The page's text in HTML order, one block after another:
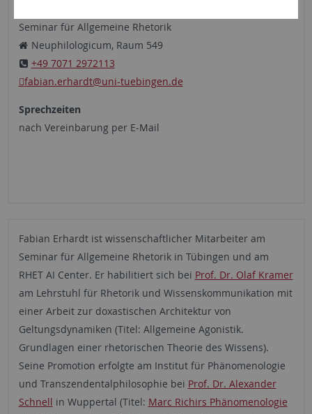
Seminar für Allgemeine Rhetorik
Neuphilologicum, Raum 549
+49 7071 2972113
fabian.erhardt@uni-tuebingen.de
Sprechzeiten
nach Vereinbarung per E-Mail
Fabian Erhardt ist wissenschaftlicher Mitarbeiter am
Seminar für Allgemeine Rhetorik in Tübingen und am
RHET AI Center. Er habilitiert sich bei Prof. Dr. Olaf Kramer
am Lehrstuhl für Rhetorik und Wissenskommunikation mit
einer Arbeit zur doxastischen Architektur von
Geltungsdynamiken (Titel: Allgemeine Agonistik.
Grundlagen einer rhetorischen Theorie des Wissens).
Seine Promotion erfolgte am Institut für Phänomenologie
und Transzendentalphilosophie bei Prof. Dr. Alexander
Schnell in Wuppertal (Titel: Marc Richirs Phänomenologie